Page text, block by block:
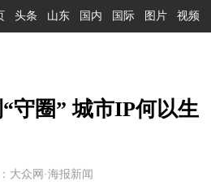
头条 山东 国内 国际 图片 视频
守圈” 城市IP何以生
大众网·海报新闻